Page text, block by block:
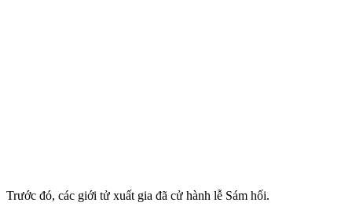
Trước đó, các giới tử xuất gia đã cử hành lễ Sám hối.